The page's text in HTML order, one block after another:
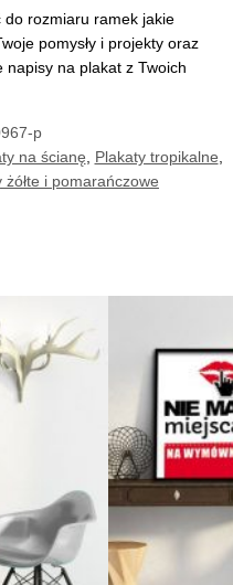
do rozmiaru ramek jakie
pomysły i projekty oraz
na plakat z Twoich
p
na ścianę, Plakaty tropikalne,
żółte i pomarańczowe